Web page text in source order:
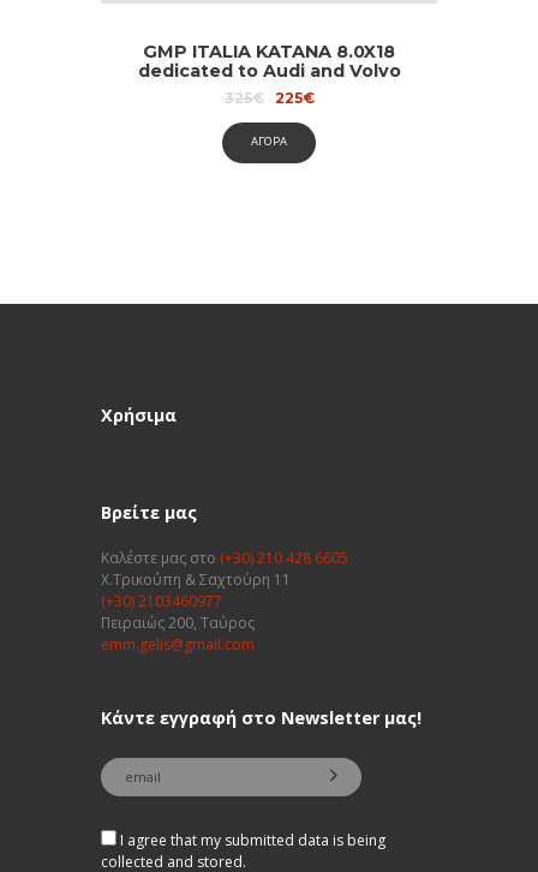
GMP ITALIA KATANA 8.0X18
dedicated to Audi and Volvo
325€
Original
was:
325€.
225€Current
is:
225€.
ΑΓΟΡΑ
Χρήσιμα
Βρείτε μας
Καλέστε μας στο (+30) 210 428 6605
Χ.Τρικούπη & Σαχτούρη 11
(+30) 2103460977
Πειραιώς 200, Ταύρος
emm.gelis@gmail.com
Κάντε εγγραφή στο Newsletter μας!
I agree that my submitted data is being
collected and stored.